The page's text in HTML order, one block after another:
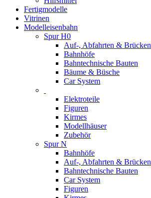
Fertigmodelle
Vitrinen
Modelleisenbahn
Spur H0
Auf-, Abfahrten & Brücken
Bahnhöfe
Bahntechnische Bauten
Bäume & Büsche
Car System
Elektroteile
Figuren
Kirmes
Modellhäuser
Zubehör
Spur N
Bahnhöfe
Auf-, Abfahrten & Brücken
Bahntechnische Bauten
Car System
Figuren